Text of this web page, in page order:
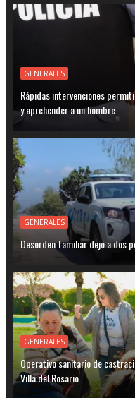
GENERALES
Rápidas intervenciones
y aprehender a un hombre
GENERALES
Desorden familiar dejó a dos
GENERALES
Operativo sanitario de
Villa del Rosario